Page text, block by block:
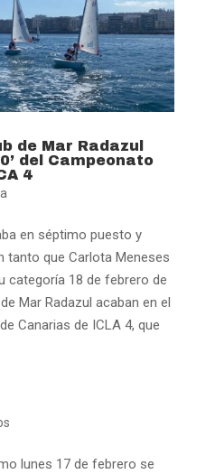
de Mar Radazul
del Campeonato
4
en séptimo puesto y
tanto que Carlota Meneses
categoría 18 de febrero de
Mar Radazul acaban en el
Canarias de ICLA 4, que
lunes 17 de febrero se